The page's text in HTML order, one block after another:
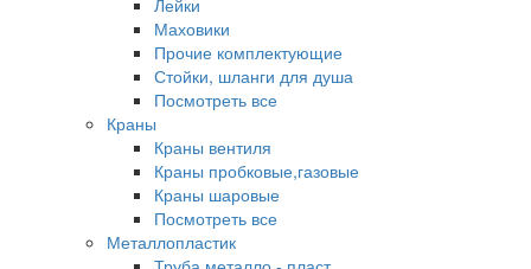
Лейки
Маховики
Прочие комплектующие
Стойки, шланги для душа
Посмотреть все
Краны
Краны вентиля
Краны пробковые,газовые
Краны шаровые
Посмотреть все
Металлопластик